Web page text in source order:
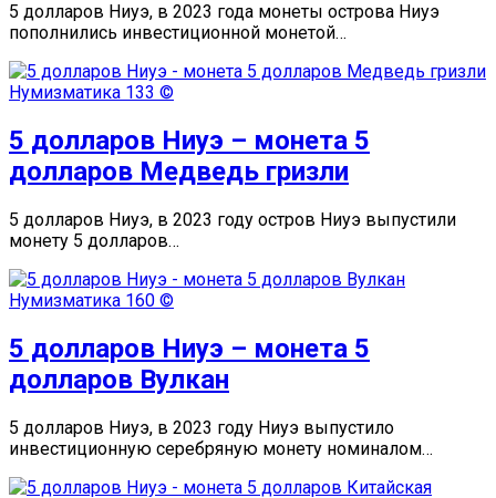
5 долларов Ниуэ, в 2023 года монеты острова Ниуэ
пополнились инвестиционной монетой…
Нумизматика 133 ©
5 долларов Ниуэ – монета 5
долларов Медведь гризли
5 долларов Ниуэ, в 2023 году остров Ниуэ выпустили
монету 5 долларов…
Нумизматика 160 ©
5 долларов Ниуэ – монета 5
долларов Вулкан
5 долларов Ниуэ, в 2023 году Ниуэ выпустило
инвестиционную серебряную монету номиналом…